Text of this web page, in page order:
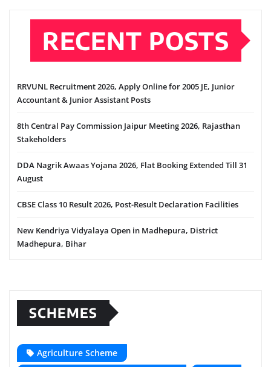
RECENT POSTS
RRVUNL Recruitment 2026, Apply Online for 2005 JE, Junior
Accountant & Junior Assistant Posts
8th Central Pay Commission Jaipur Meeting 2026, Rajasthan
Stakeholders
DDA Nagrik Awaas Yojana 2026, Flat Booking Extended Till 31
August
CBSE Class 10 Result 2026, Post-Result Declaration Facilities
New Kendriya Vidyalaya Open in Madhepura, District
Madhepura, Bihar
SCHEMES
Agriculture Scheme